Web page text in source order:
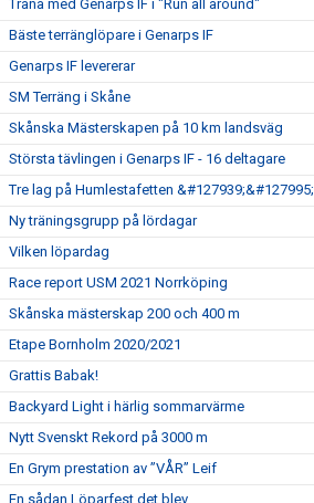
Träna med Genarps IF i "Run all around"
Bäste terränglöpare i Genarps IF
Genarps IF levererar
SM Terräng i Skåne
Skånska Mästerskapen på 10 km landsväg
Största tävlingen i Genarps IF - 16 deltagare
Tre lag på Humlestafetten &#127939;&#127995;
Ny träningsgrupp på lördagar
Vilken löpardag
Race report USM 2021 Norrköping
Skånska mästerskap 200 och 400 m
Etape Bornholm 2020/2021
Grattis Babak!
Backyard Light i härlig sommarvärme
Nytt Svenskt Rekord på 3000 m
En Grym prestation av ”VÅR” Leif
En sådan Löparfest det blev